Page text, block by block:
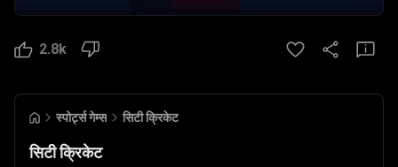
2.8k
स्पोर्ट्स गेम्स सिटी क्रिकेट
सिटी क्रिकेट